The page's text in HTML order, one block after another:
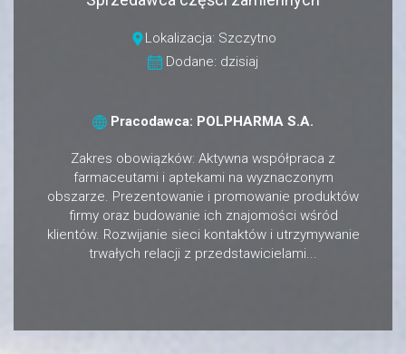
Lokalizacja: Szczytno
Dodane: dzisiaj
Pracodawca: POLPHARMA S.A.
Zakres obowiązków: Aktywna współpraca z
farmaceutami i aptekami na wyznaczonym
obszarze. Prezentowanie i promowanie produktów
firmy oraz budowanie ich znajomości wśród
klientów. Rozwijanie sieci kontaktów i utrzymywanie
trwałych relacji z przedstawicielami...